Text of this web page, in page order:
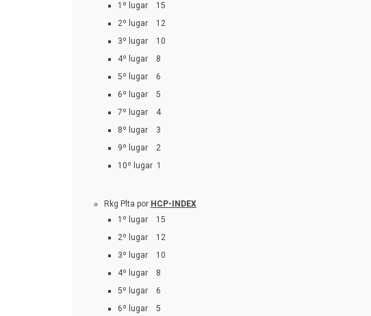
1º lugar 15
2º lugar 12
3º lugar 10
4º lugar 8
5º lugar 6
6º lugar 5
7º lugar 4
8º lugar 3
9º lugar 2
10º lugar 1
Rkg Plta por HCP-INDEX
1º lugar 15
2º lugar 12
3º lugar 10
4º lugar 8
5º lugar 6
6º lugar 5